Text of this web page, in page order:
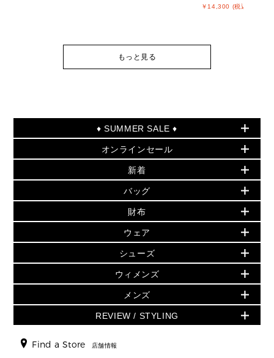
￥14,300 (税込)
もっと見る
♦ SUMMER SALE ♦
セールおすすめアイテム
▶ ウィメンズ
バッグ
小物
シューズ・靴
ウェア
アクセサリー
時計
▶ メンズ
バッグ
オンラインセール
PRODUCT OF THE MONTH - 今月の特別価格
再値下げアイテム
追加アイテム
▶ ウィメンズすべて(ウェア・シューズ除く)
バッグ
財布・小物
ウェア
シューズ
時計・ジュエリー
アクセサリー
新着
夏のスタイル
▶ すべて
▶ ウィメンズすべて
財布・小物
アクセサリー
フレグランス
シューズ
▶ メンズすべて
バッグ
人気の定番アイテム
日本限定 - バッグ
▶ ウィメンズすべて
トートバッグ
ショルダーバッグ
クロスボディ・斜め掛け
トラベル
財布
日本限定 - 財布・小物
▶ ウィメンズすべて
GREENWICH
折り財布(二つ折り・三つ折り)
長財布
ウェア
▶ ウィメンズすべて
トップス
スカート・パンツ
ジャケット・アウター
▶ メンズすべて
シューズ
▶ ウィメンズすべて
サンダル
スニーカー
▶ メンズすべて
ウィメンズ
人気の定番アイテム
▶ ウィメンズすべて
メンズ
▶ メンズすべて
REVIEW / STYLING
Find a Store 店舗情報